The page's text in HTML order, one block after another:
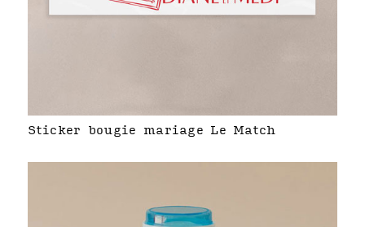
Sticker bougie mariage Le Match